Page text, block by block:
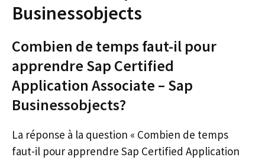
Businessobjects
Combien de temps faut-il pour
apprendre Sap Certified
Application Associate – Sap
Businessobjects?
La réponse à la question « Combien de temps
faut-il pour apprendre Sap Certified Application